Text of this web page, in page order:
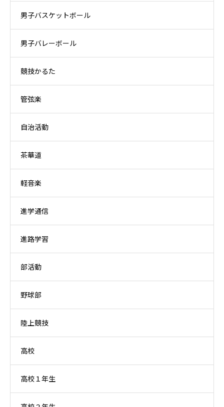
男子バスケットボール
男子バレーボール
競技かるた
管弦楽
自治活動
茶華道
軽音楽
進学通信
進路学習
部活動
野球部
陸上競技
高校
高校１年生